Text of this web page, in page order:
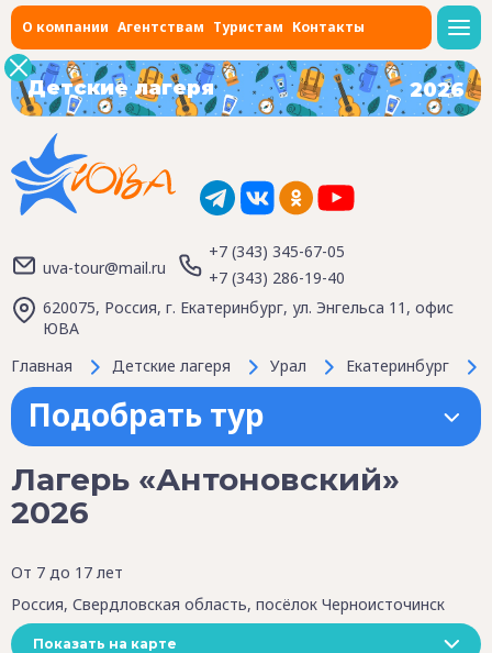
О компании Агентствам Туристам Контакты
Детские лагеря 2026
uva-tour@mail.ru
+7 (343) 345-67-05
+7 (343) 286-19-40
620075, Россия, г. Екатеринбург, ул. Энгельса 11, офис
ЮВА
Главная
Детские лагеря Урал Екатеринбург
Подобрать тур
Лагерь «Антоновский»
2026
От 7 до 17 лет
Россия, Свердловская область, посёлок Черноисточинск
Показать на карте